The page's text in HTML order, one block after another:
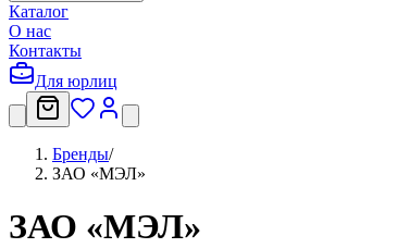
Каталог
О нас
Контакты
Для юрлиц
Бренды/
ЗАО «МЭЛ»
ЗАО «МЭЛ»